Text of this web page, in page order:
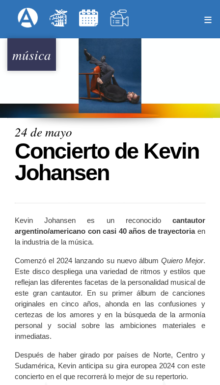
al
Menú Superior
música
24 de mayo
Concierto de Kevin
Johansen
Kevin Johansen es un reconocido cantautor
argentino/americano con casi 40 años de trayectoriaen
la industria de la música.
Comenzó el 2024 lanzando su nuevo álbum Quiero Mejor.
Este disco despliega una variedad de ritmos y estilos que
reflejan las diferentes facetas de la personalidad musical de
este gran cantautor. En su primer álbum de canciones
originales en cinco años, ahonda en las confusiones y
certezas de los amores y en la búsqueda de la armonía
personal y social sobre las ambiciones materiales e
inmediatas.
Después de haber girado por países de Norte, Centro y
Sudamérica, Kevin anticipa su gira europea 2024 con este
concierto en el que recorrerá lo mejor de su repertorio.